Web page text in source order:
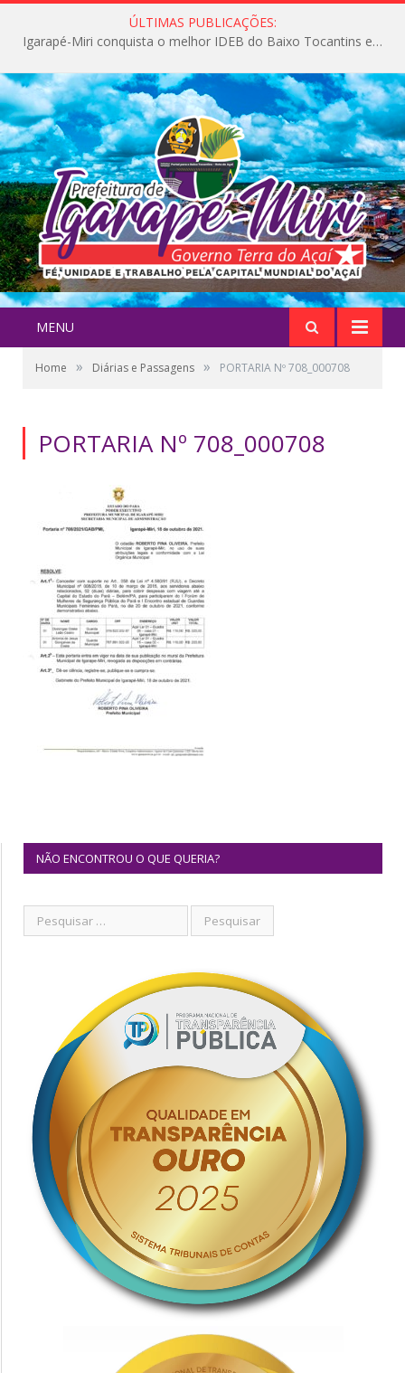
ÚLTIMAS PUBLICAÇÕES:
Igarapé-Miri conquista o melhor IDEB do Baixo Tocantins e avança na qualidade da educação pública
MENU
Home » Diárias e Passagens » PORTARIA Nº 708_000708
PORTARIA Nº 708_000708
NÃO ENCONTROU O QUE QUERIA?